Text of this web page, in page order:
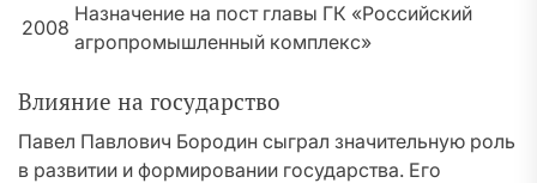
2008
Назначение на пост главы ГК «Российский
агропромышленный комплекс»
Влияние на государство
Павел Павлович Бородин сыграл значительную роль
в развитии и формировании государства. Его